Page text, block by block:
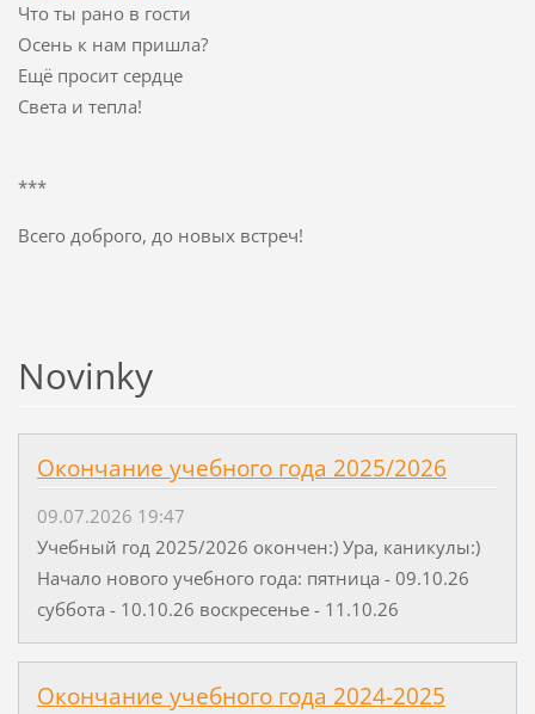
Что ты рано в гости
Осень к нам пришла?
Ещё просит сердце
Света и тепла!
***
Всего доброго, до новых встреч!
Novinky
Окончание учебного года 2025/2026
09.07.2026 19:47
Учебный год 2025/2026 окончен:) Ура, каникулы:)
Начало нового учебного года: пятница - 09.10.26
суббота - 10.10.26 воскресенье - 11.10.26
Окончание учебного года 2024-2025